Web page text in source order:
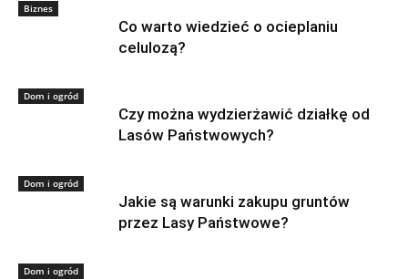
Biznes
Co warto wiedzieć o ocieplaniu
celulozą?
Dom i ogród
Czy można wydzierżawić działkę od
Lasów Państwowych?
Dom i ogród
Jakie są warunki zakupu gruntów
przez Lasy Państwowe?
Dom i ogród